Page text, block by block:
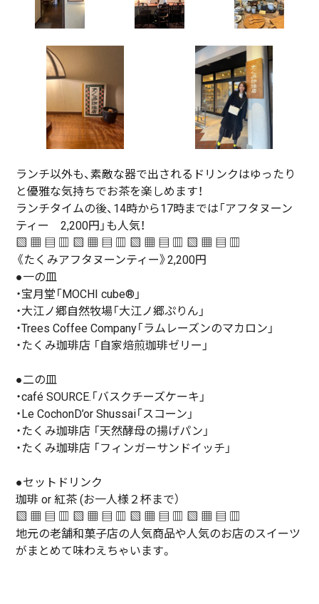
ランチ以外も、素敵な器で出されるドリンクはゆったり
と優雅な気持ちでお茶を楽しめます！
ランチタイムの後、14時から17時までは「アフタヌーン
ティー 2,200円」も人気！
▧ ▦ ▤ ▥ ▧ ▦ ▤ ▥ ▧ ▦ ▤ ▥ ▧ ▦ ▤ ▥
《たくみアフタヌーンティー》2,200円
●一の皿
・宝月堂「MOCHI cube®」
・大江ノ郷自然牧場「大江ノ郷ぷりん」
・Trees Coffee Company「ラムレーズンのマカロン」
・たくみ珈琲店 「自家焙煎珈琲ゼリー」
●二の皿
・café SOURCE.「バスクチーズケーキ」
・Le CochonD’or Shussai「スコーン」
・たくみ珈琲店 「天然酵母の揚げパン」
・たくみ珈琲店 「フィンガーサンドイッチ」
●セットドリンク
珈琲 or 紅茶 (お一人様２杯まで）
▧ ▦ ▤ ▥ ▧ ▦ ▤ ▥ ▧ ▦ ▤ ▥ ▧ ▦ ▤ ▥
地元の老舗和菓子店の人気商品や人気のお店のスイーツ
がまとめて味わえちゃいます。